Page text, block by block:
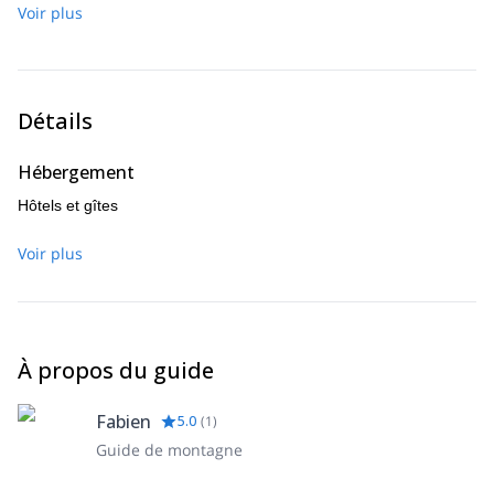
**Roalden,**pour n'en citer que quelques-uns.
Voir plus
Détails
Hébergement
Hôtels et gîtes
Voir plus
À propos du guide
Fabien 5.0 (1)
Guide de montagne